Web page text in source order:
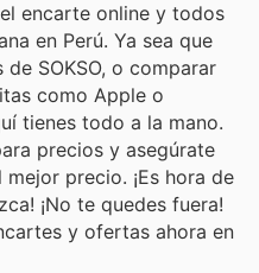
encarte online y todos
en Perú. Ya sea que
SOKSO, o comparar
como Apple o
tienes todo a la mano.
precios y asegúrate
precio. ¡Es hora de
¡No te quedes fuera!
y ofertas ahora en